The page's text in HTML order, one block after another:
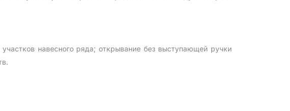
навесного ряда; открывание без выступающей ручки